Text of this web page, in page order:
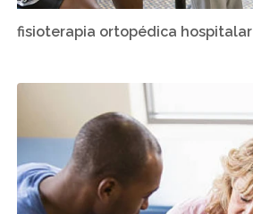
fisioterapia ortopédica hospitalar